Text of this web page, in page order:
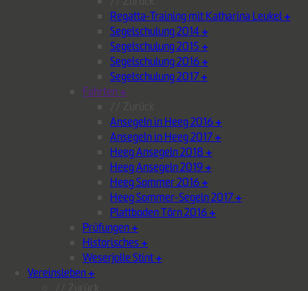
Regatta-Training mit Katharina Leukel+
Segelschulung 2014+
Segelschulung 2015 +
Segelschulung 2016+
Segelschulung 2017+
Fahrten+
Ansegeln in Heeg 2016+
Ansegeln in Heeg 2017+
Heeg Ansegeln 2018 +
Heeg Ansegeln 2019+
Heeg Sommer 2016+
Heeg Sommer-Segeln 2017+
Plattboden Törn 2016+
Prüfungen+
Historisches+
Weserjolle Stint+
Vereinsleben+